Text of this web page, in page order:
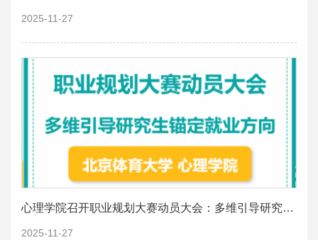
2025-11-27
心理学院召开职业规划大赛动员大会：多维引导研究生锚定就业方向
2025-11-27